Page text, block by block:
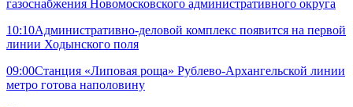
газоснабжения Новомосковского административного округа
10:10Административно-деловой комплекс появится на первой
линии Ходынского поля
09:00Станция «Липовая роща» Рублево-Архангельской линии
метро готова наполовину